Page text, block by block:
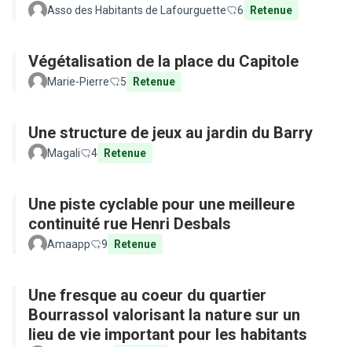
Asso des Habitants de Lafourguette 6 Retenue
Végétalisation de la place du Capitole
Marie-Pierre 5 Retenue
Une structure de jeux au jardin du Barry
Magali 4 Retenue
Une piste cyclable pour une meilleure
continuité rue Henri Desbals
Amaapp 9 Retenue
Une fresque au coeur du quartier
Bourrassol valorisant la nature sur un
lieu de vie important pour les habitants